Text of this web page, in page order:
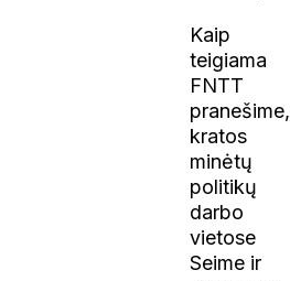
Kaip
teigiama
FNTT
pranešime,
kratos
minėtų
politikų
darbo
vietose
Seime ir